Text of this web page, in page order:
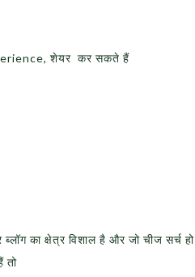
शेयर कर सकते हैं
का क्षेत्र विशाल है और जो चीज सर्च हो
तो